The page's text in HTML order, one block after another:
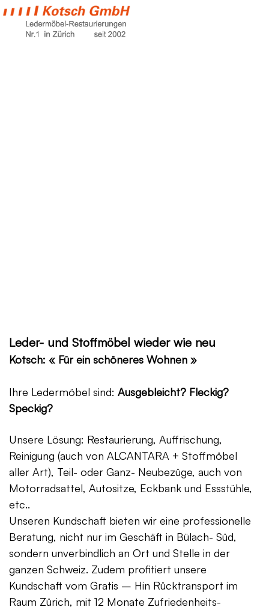
Leder- und Stoffmöbel wieder wie neu
Kotsch: « Für ein schöneres Wohnen »
Ihre Ledermöbel sind: Ausgebleicht? Fleckig?
Speckig?
Unsere Lösung: Restaurierung, Auffrischung,
Reinigung (auch von ALCANTARA + Stoffmöbel
aller Art), Teil- oder Ganz- Neubezüge, auch von
Motorradsattel, Autositze, Eckbank und Essstühle,
etc..
Unseren Kundschaft bieten wir eine professionelle
Beratung, nicht nur im Geschäft in Bülach- Süd,
sondern unverbindlich an Ort und Stelle in der
ganzen Schweiz. Zudem profitiert unsere
Kundschaft vom Gratis – Hin Rücktransport im
Raum Zürich, mit 12 Monate Zufriedenheits-